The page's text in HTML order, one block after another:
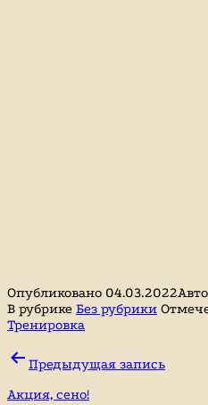
Опубликовано 04.03.2022
В рубрике Без рубрики
Тренировка
Навигация
Предыдущая запись
Акция, сено!